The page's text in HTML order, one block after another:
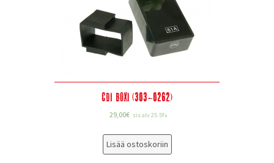
CDI Boxi (303-0262)
29,00€ sis alv 25.5%
Lisää ostoskoriin